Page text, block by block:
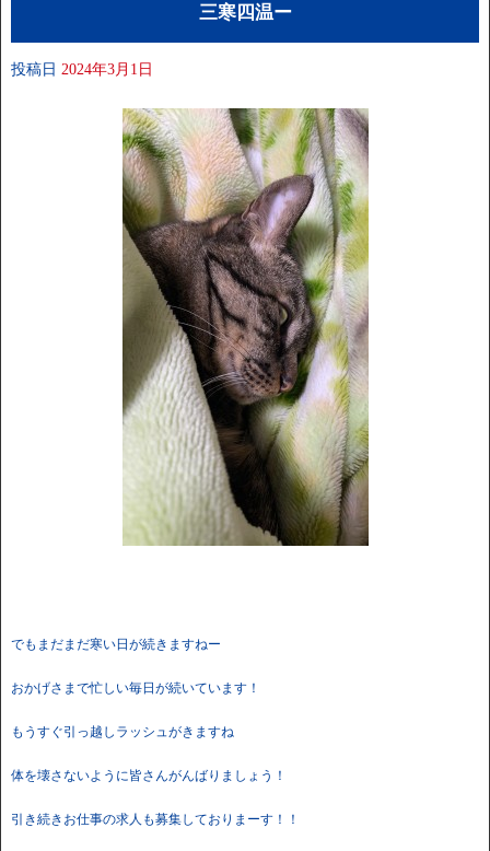
三寒四温ー
投稿日 2024年3月1日
でもまだまだ寒い日が続きますねー
おかげさまで忙しい毎日が続いています！
もうすぐ引っ越しラッシュがきますね
体を壊さないように皆さんがんばりましょう！
引き続きお仕事の求人も募集しておりまーす！！